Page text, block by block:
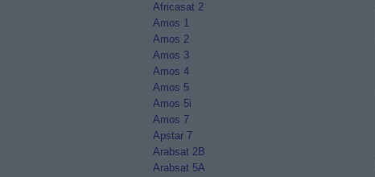
Africasat 2
Amos 1
Amos 2
Amos 3
Amos 4
Amos 5
Amos 5i
Amos 7
Apstar 7
Arabsat 2B
Arabsat 5A